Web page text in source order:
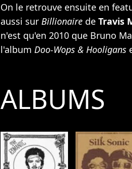
On le retrouve ensuite en
aussi sur Billionaire de Travis
n'est qu'en 2010 que Bruno
l'album Doo-Wops & Hooligans
ALBUMS